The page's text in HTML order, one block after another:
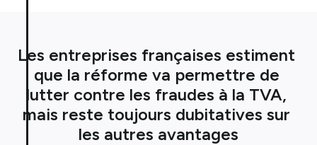
Les entreprises françaises estiment
que la réforme va permettre de
lutter contre les fraudes à la TVA,
mais reste toujours dubitatives sur
les autres avantages